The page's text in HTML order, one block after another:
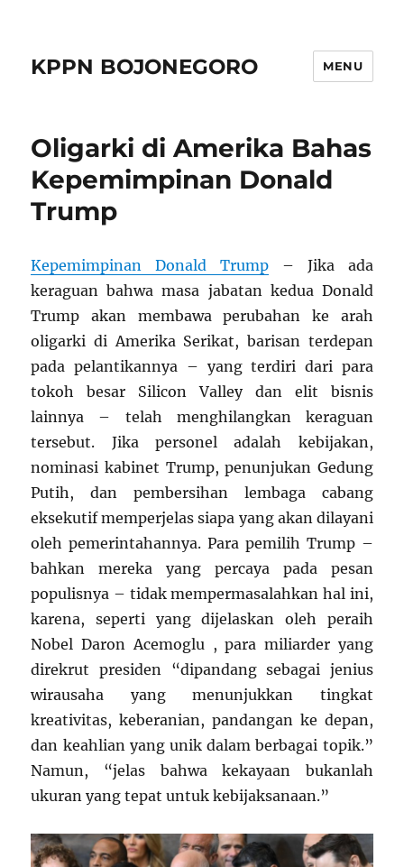
KPPN BOJONEGORO MENU
Oligarki di Amerika Bahas
Kepemimpinan Donald
Trump
Kepemimpinan Donald Trump – Jika ada
keraguan bahwa masa jabatan kedua Donald
Trump akan membawa perubahan ke arah
oligarki di Amerika Serikat, barisan terdepan
pada pelantikannya – yang terdiri dari para
tokoh besar Silicon Valley dan elit bisnis
lainnya – telah menghilangkan keraguan
tersebut. Jika personel adalah kebijakan,
nominasi kabinet Trump, penunjukan Gedung
Putih, dan pembersihan lembaga cabang
eksekutif memperjelas siapa yang akan dilayani
oleh pemerintahannya. Para pemilih Trump –
bahkan mereka yang percaya pada pesan
populisnya – tidak mempermasalahkan hal ini,
karena, seperti yang dijelaskan oleh peraih
Nobel Daron Acemoglu , para miliarder yang
direkrut presiden “dipandang sebagai jenius
wirausaha yang menunjukkan tingkat
kreativitas, keberanian, pandangan ke depan,
dan keahlian yang unik dalam berbagai topik.”
Namun, “jelas bahwa kekayaan bukanlah
ukuran yang tepat untuk kebijaksanaan.”